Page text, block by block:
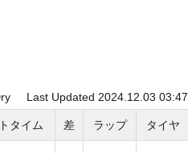
Last Updated 2024.12.03 03:47
タイム 差 ラップ タイヤ